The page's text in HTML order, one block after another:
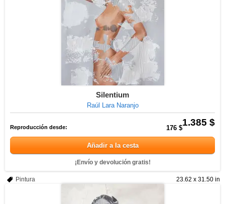
Silentium
Raúl Lara Naranjo
1.385 $
Reproducción desde: 176 $
Añadir a la cesta
¡Envío y devolución gratis!
23.62 x 31.50 in
Pintura